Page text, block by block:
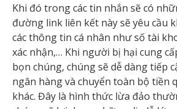
Khi đó trong các tin nhắn sẽ có
đường link liên kết này sẽ yêu cầu
các thông tin cá nhân như số tài
xác nhận,… Khi người bị hại cung
bọn chúng, chúng sẽ dễ dàng tiếp
ngân hàng và chuyển toàn bộ tiền
khác. Đây là hình thức lừa đảo